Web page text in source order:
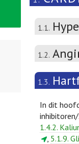
1.1.
1.2.
1.3.
In dit
1.4.2.
, 5.1.9.